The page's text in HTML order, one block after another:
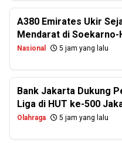
A380 Emirates Ukir
Mendarat di Soekarno-
Nasional 5 jam yang lalu
Bank Jakarta Dukung
Liga di HUT ke-500
Olahraga 5 jam yang lalu